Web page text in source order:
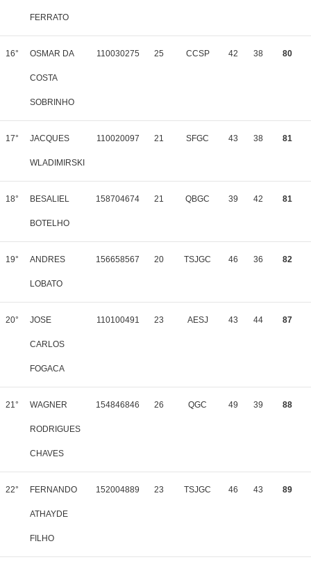
FERRATO
16° OSMAR DA
COSTA
SOBRINHO
110030275 25 CCSP 42 38 80
17° JACQUES
WLADIMIRSKI
110020097 21 SFGC 43 38 81
18° BESALIEL
BOTELHO
158704674 21 QBGC 39 42 81
19° ANDRES
LOBATO
156658567 20 TSJGC 46 36 82
20° JOSE
CARLOS
FOGACA
110100491 23 AESJ 43 44 87
21° WAGNER
RODRIGUES
CHAVES
154846846 26 QGC 49 39 88
22° FERNANDO
ATHAYDE
FILHO
152004889 23 TSJGC 46 43 89